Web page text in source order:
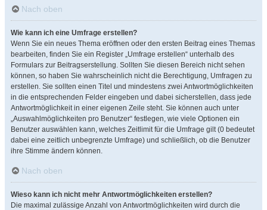
Nach oben
Wie kann ich eine Umfrage erstellen?
Wenn Sie ein neues Thema eröffnen oder den ersten Beitrag eines Themas
bearbeiten, finden Sie ein Register „Umfrage erstellen“ unterhalb des
Formulars zur Beitragserstellung. Sollten Sie diesen Bereich nicht sehen
können, so haben Sie wahrscheinlich nicht die Berechtigung, Umfragen zu
erstellen. Sie sollten einen Titel und mindestens zwei Antwortmöglichkeiten
in die entsprechenden Felder eingeben und dabei sicherstellen, dass jede
Antwortmöglichkeit in einer eigenen Zeile steht. Sie können auch unter
„Auswahlmöglichkeiten pro Benutzer“ festlegen, wie viele Optionen ein
Benutzer auswählen kann, welches Zeitlimit für die Umfrage gilt (0 bedeutet
dabei eine zeitlich unbegrenzte Umfrage) und schließlich, ob die Benutzer
ihre Stimme ändern können.
Nach oben
Wieso kann ich nicht mehr Antwortmöglichkeiten erstellen?
Die maximal zulässige Anzahl von Antwortmöglichkeiten wird durch die